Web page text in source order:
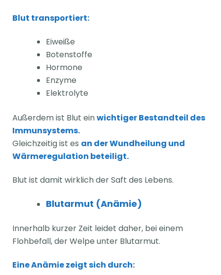
Blut transportiert:
Eiweiße
Botenstoffe
Hormone
Enzyme
Elektrolyte
Außerdem ist Blut einwichtiger Bestandteil des
Immunsystems.
Gleichzeitig ist es an der Wundheilung und
Wärmeregulation beteiligt.
Blut ist damit wirklich der Saft des Lebens.
Blutarmut (Anämie)
Innerhalb kurzer Zeit leidet daher, bei einem
Flohbefall, der Welpe unter Blutarmut.
Eine Anämie zeigt sich durch: